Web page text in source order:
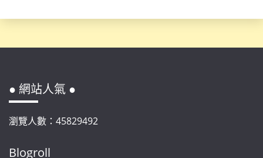
● 網站人氣 ●
瀏覽人數：45829492
Blogroll